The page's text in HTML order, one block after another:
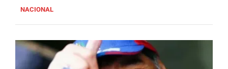
NACIONAL